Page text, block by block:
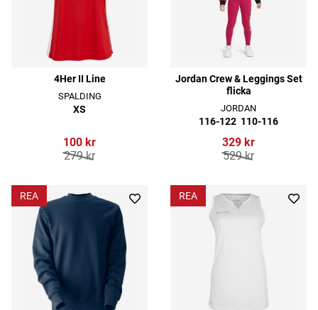
4Her II Line
SPALDING
XS
100 kr
279 kr
Jordan Crew & Leggings Set
flicka
JORDAN
116-122 110-116
329 kr
529 kr
REA REA